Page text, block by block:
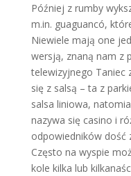
Później z rumby
m.in. guaguancó,
Niewiele mają one
wersją, znaną nam z
telewizyjnego Taniec
się z salsą – ta z
salsa liniowa,
nazywa się casino i
odpowiedników dość
Często na wyspie
kole kilka lub